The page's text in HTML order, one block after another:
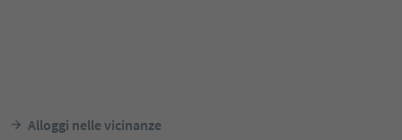
Alloggi nelle vicinanze